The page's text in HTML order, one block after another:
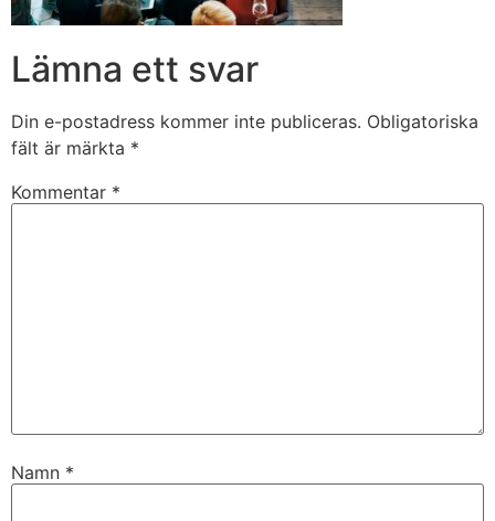
Lämna ett svar
Din e-postadress kommer inte publiceras. Obligatoriska
fält är märkta *
Kommentar *
Namn *